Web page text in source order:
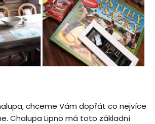
chceme Vám dopřát co nejvíce
Chalupa Lipno má toto základní